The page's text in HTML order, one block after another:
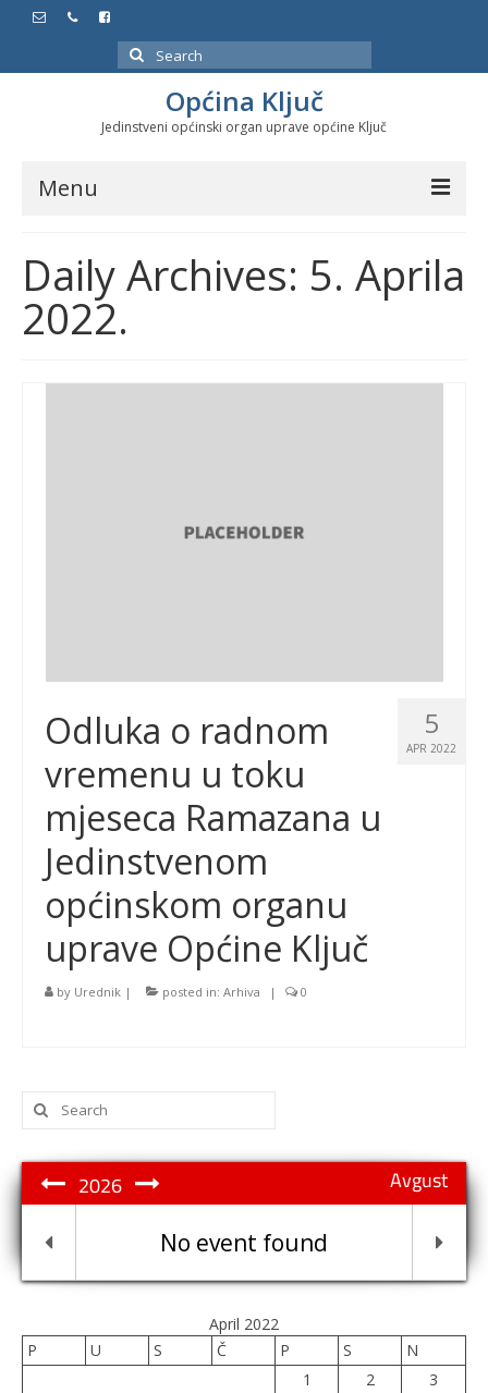
Search
for:
Općina Ključ
Jedinstveni općinski organ uprave općine Ključ
Menu
Službeni glasnici
Javne nabavke
Značajni datumi i manifestacije
Daily Archives: 5. Aprila
2022.
5
APR 2022
Odluka o radnom
vremenu u toku
mjeseca Ramazana u
Jedinstvenom
općinskom organu
uprave Općine Ključ
by Urednik | posted in: Arhiva | 0
Search
for:
Avgust
2026
No event found
April 2022
P
U S Č P S
N
1
2
3